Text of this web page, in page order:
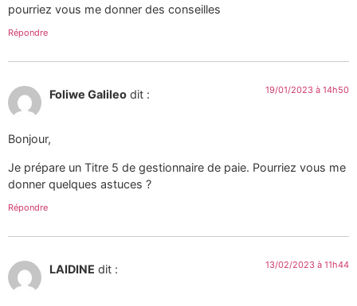
pourriez vous me donner des conseilles
Répondre
Foliwe Galileo dit : 19/01/2023 à 14h50
Bonjour,
Je prépare un Titre 5 de gestionnaire de paie. Pourriez vous me
donner quelques astuces ?
Répondre
LAIDINE dit : 13/02/2023 à 11h44